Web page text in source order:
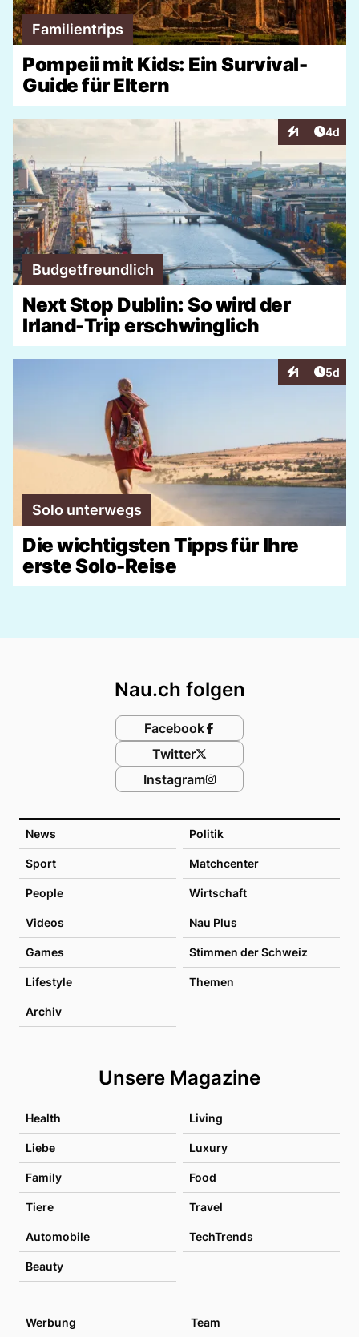
Familientrips
Pompeii mit Kids: Ein Survival-
Guide für Eltern
1
Interaktionen
4d
Budgetfreundlich
Next Stop Dublin: So wird der
Irland-Trip erschwinglich
1
Interaktionen
5d
Solo unterwegs
Die wichtigsten Tipps für Ihre
erste Solo-Reise
News Politik
Sport Matchcenter
People Wirtschaft
Videos Nau Plus
Games Stimmen der Schweiz
Lifestyle Themen
Archiv
Unsere Magazine
Health Living
Liebe Luxury
Family Food
Tiere Travel
Automobile TechTrends
Beauty
Nau.ch folgen
Facebook
Twitter
Instagram
Werbung Team